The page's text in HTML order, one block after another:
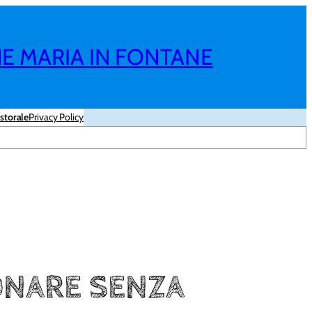
MARIA IN FONTANE
Privacy Policy
SENZA